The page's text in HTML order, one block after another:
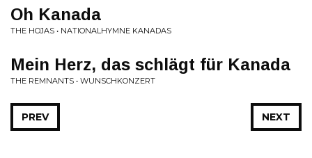
Oh Kanada
THE HOJAS • NATIONALHYMNE KANADAS
Mein Herz, das schlägt für Kanada
THE REMNANTS • WUNSCHKONZERT
NEXT
PREV